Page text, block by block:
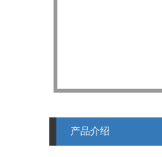
产品介绍